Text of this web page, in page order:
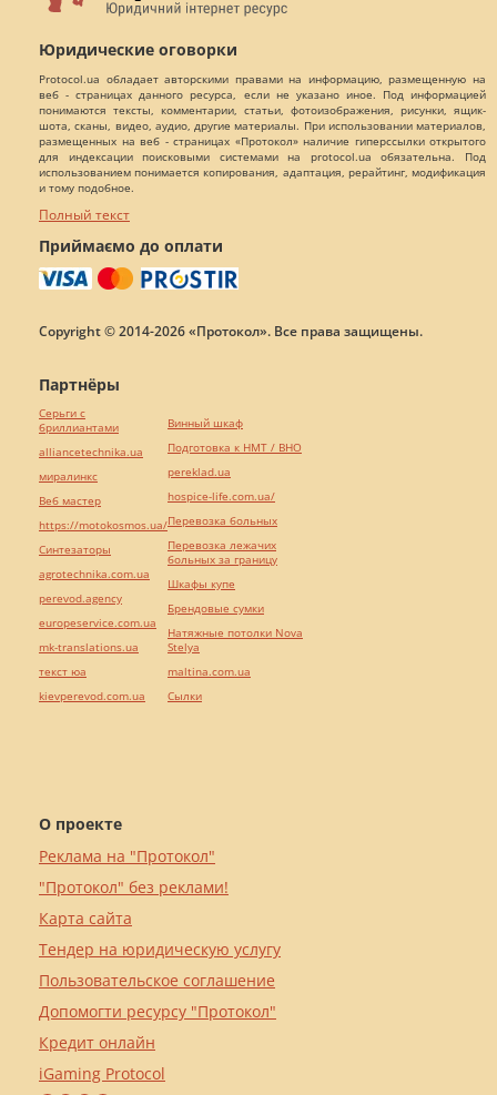
Юридические оговорки
Protocol.ua обладает авторскими правами на информацию, размещенную на
веб - страницах данного ресурса, если не указано иное. Под информацией
понимаются тексты, комментарии, статьи, фотоизображения, рисунки, ящик-
шота, сканы, видео, аудио, другие материалы. При использовании материалов,
размещенных на веб - страницах «Протокол» наличие гиперссылки открытого
для индексации поисковыми системами на protocol.ua обязательна. Под
использованием понимается копирования, адаптация, рерайтинг, модификация
и тому подобное.
Полный текст
Приймаємо до оплати
Copyright © 2014-2026 «Протокол». Все права защищены.
О проекте
Реклама на "Протокол"
"Протокол" без реклами!
Карта сайта
Тендер на юридическую услугу
Пользовательское соглашение
Допомогти ресурсу "Протокол"
Кредит онлайн
iGaming Protocol
Партнёры
Серьги с
бриллиантами
alliancetechnika.ua
миралинкс
Веб мастер
https://motokosmos.ua/
Синтезаторы
agrotechnika.com.ua
perevod.agency
europeservice.com.ua
mk-translations.ua
текст юа
kievperevod.com.ua
Винный шкаф
Подготовка к НМТ / ВНО
pereklad.ua
hospice-life.com.ua/
Перевозка больных
Перевозка лежачих
больных за границу
Шкафы купе
Брендовые сумки
Натяжные потолки Nova
Stelya
maltina.com.ua
Cылки